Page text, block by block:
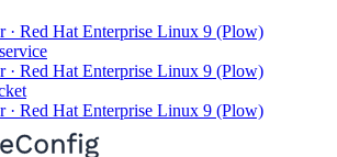
· Red Hat Enterprise Linux 9 (Plow)
· Red Hat Enterprise Linux 9 (Plow)
· Red Hat Enterprise Linux 9 (Plow)